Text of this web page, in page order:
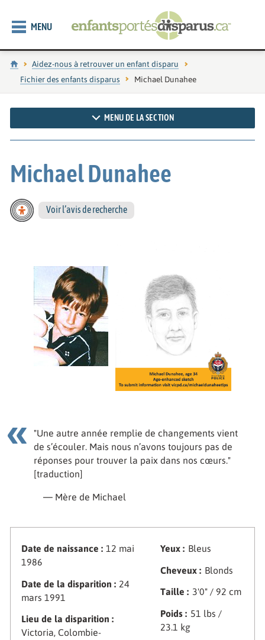
MENU
Accueil
Aidez-nous à retrouver un enfant disparu
Fichier des enfants disparus
Page actuelle :
Michael Dunahee
MENU DE LA SECTION
Michael Dunahee
Voir l’avis de recherche
"Une autre année remplie de changements vient
de s’écouler. Mais nous n’avons toujours pas de
réponses pour trouver la paix dans nos cœurs."
[traduction]
— Mère de Michael
Date de naissance : 12 mai
1986
Date de la disparition : 24
mars 1991
Lieu de la disparition :
Victoria, Colombie-
Yeux : Bleus
Cheveux : Blonds
Taille : 3'0" / 92 cm
Poids : 51 lbs /
23.1 kg